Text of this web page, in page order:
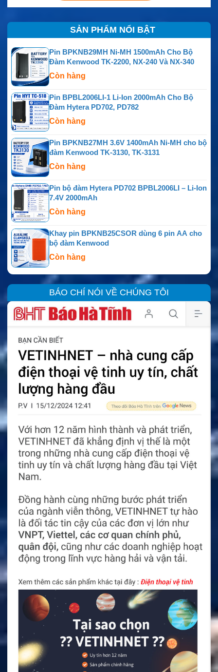
SẢN PHẨM NỔI BẬT
Pin BPKNB29MH Ni-MH 1500mAh Cho Bộ
Đàm Kenwood TK-2200, NX-240 Và NX-340
Còn hàng
Pin BPBL2006LI-1 Li-Ion 2000mAh Cho Bộ
Đàm Hytera PD702, PD782
Còn hàng
Pin BPKNB27MH 3.6V 1400mAh Ni-MH cho bộ
đàm Kenwood TK-3130, TK-3131
Còn hàng
Pin bộ đàm Hytera PD702 BPBL2006LI – Li-Ion
7.4V 2000mAh
Còn hàng
Khay pin BPKNB25CSOR dùng 6 pin AA cho
bộ đàm Kenwood
Còn hàng
BÁO CHÍ NÓI VỀ CHÚNG TÔI